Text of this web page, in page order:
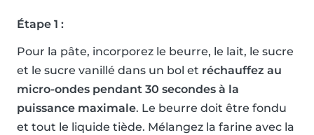
Étape 1 :
Pour la pâte, incorporez le beurre, le lait, le sucre
et le sucre vanillé dans un bol et réchauffez au
micro-ondes pendant 30 secondes à la
puissance maximale. Le beurre doit être fondu
et tout le liquide tiède. Mélangez la farine avec la